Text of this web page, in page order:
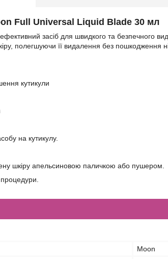
Full Universal Liquid Blade 30 мл
засіб для швидкого та безпечного
полегшуючи її видалення без пошкодження
кутикули
на кутикулу.
шкіру апельсиновою паличкою або пушером.
Moon